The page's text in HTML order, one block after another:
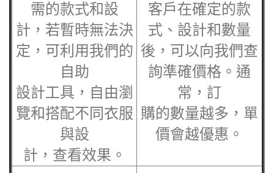
需的款式和設
計，若暫時無法決
定，可利用我們的
自助
設計工具，自由瀏
覽和搭配不同衣服
與設
計，查看效果。
客戶在確定的款
式、設計和數量
後，可以向我們查
詢準確價格。通
常，訂
購的數量越多，單
價會越優惠。